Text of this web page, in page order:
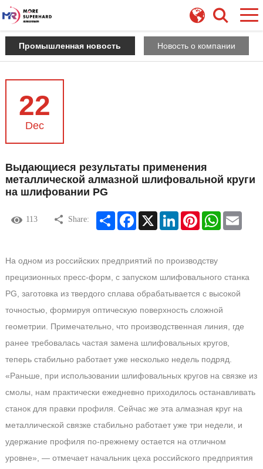
Промышленная новость Новость о компании
22
Dec
Выдающиеся результаты применения
металлической алмазной шлифовальной круги
на шлифовании PG
113 Share: Share Facebook LinkedIn Pinterest WhatsApp
На одном из российских предприятий по производству
прецизионных пресс-форм, с запуском шлифовального станка
PG, заготовка из твердого сплава обрабатывается с высокой
точностью, формируя оптическую поверхность сложной
геометрии. Примечательно, что производственная линия, где
ранее требовалась частая замена шлифовальных кругов,
теперь стабильно работает уже несколько недель подряд.
«Раньше, при использовании шлифовальных кругов на связке из
смолы, нам практически ежедневно приходилось останавливать
станок для правки профиля. Сейчас же эта алмазная круг на
металлической связке стабильно работает уже три недели, и
удержание профиля по-прежнему остается на отличном
уровне», — отмечает начальник цеха российского предприятия